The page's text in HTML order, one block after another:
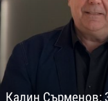
Калин Сърменов: